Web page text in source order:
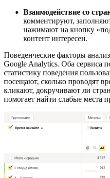
Взаимодействие со
комментируют,
нажимают на кнопку
контент интересен.
Поведенческие факторы
Google Analytics. Оба сервиса
статистику поведения
посещают, сколько проводят
кликают, докручивают ли
помогает найти слабые места